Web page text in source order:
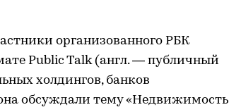
организованного РБК
Public Talk (англ. — публичный
холдингов, банков
обсуждали тему «Недвижимость